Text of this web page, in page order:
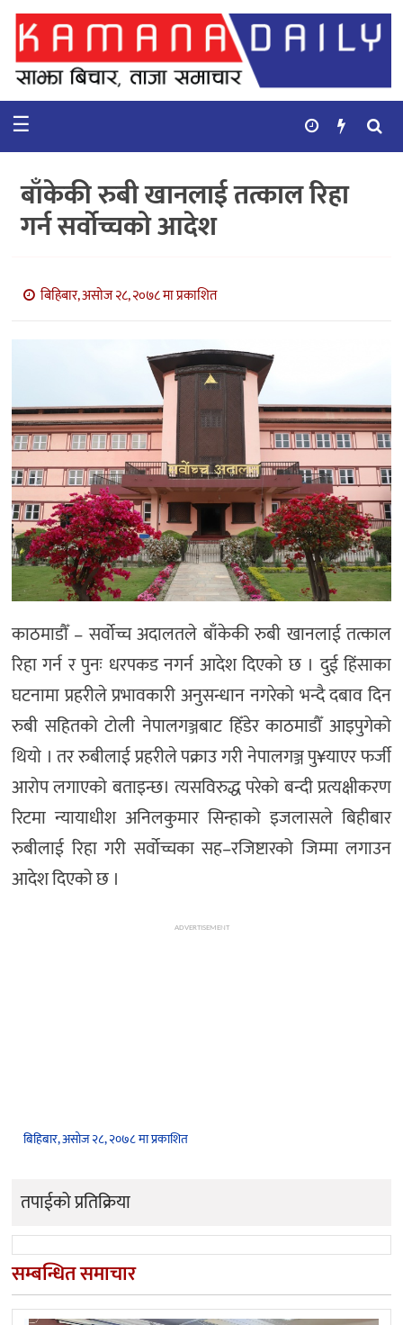
गृहपृष्ठ
समाचार
कुटनिती
कुराकानी
बाणिज्य
☰
बाँकेकी रुबी खानलाई तत्काल रिहा
गर्न सर्वोच्चको आदेश
बिहिबार, असोज २८, २०७८ मा प्रकाशित
काठमाडौँ – सर्वोच्च अदालतले बाँकेकी रुबी खानलाई तत्काल
रिहा गर्न र पुनः धरपकड नगर्न आदेश दिएको छ । दुई हिंसाका
घटनामा प्रहरीले प्रभावकारी अनुसन्धान नगरेको भन्दै दबाव दिन
रुबी सहितको टोली नेपालगञ्जबाट हिँडेर काठमाडौँ आइपुगेको
थियो । तर रुबीलाई प्रहरीले पक्राउ गरी नेपालगञ्ज पु¥याएर फर्जी
आरोप लगाएको बताइन्छ। त्यसविरुद्ध परेको बन्दी प्रत्यक्षीकरण
रिटमा न्यायाधीश अनिलकुमार सिन्हाको इजलासले बिहीबार
रुबीलाई रिहा गरी सर्वोच्चका सह–रजिष्टारको जिम्मा लगाउन
आदेश दिएको छ ।
ADVERTISEMENT
बिहिबार, असोज २८, २०७८ मा प्रकाशित
तपाईको प्रतिक्रिया
सम्बन्धित समाचार